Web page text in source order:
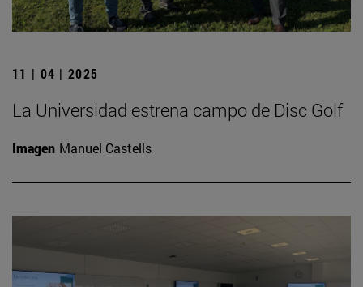
11 | 04 | 2025
La Universidad estrena campo de Disc Golf
Imagen Manuel Castells